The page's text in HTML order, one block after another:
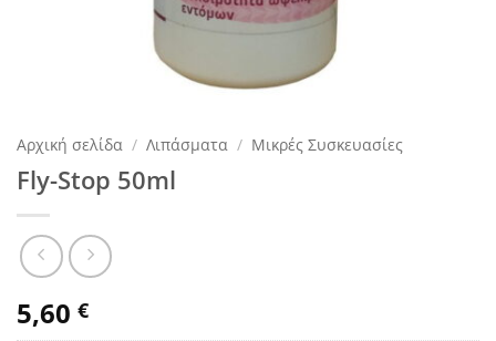
Αρχική σελίδα / Λιπάσματα / Μικρές Συσκευασίες
Fly-Stop 50ml
5,60 €